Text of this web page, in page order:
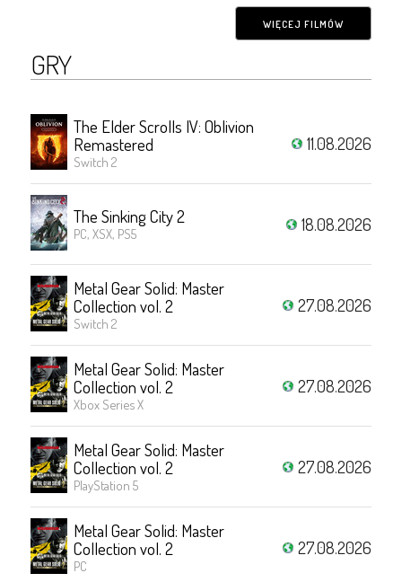
WIĘCEJ FILMÓW
GRY
The Elder Scrolls IV: Oblivion
Remastered
Switch 2
11.08.2026
The Sinking City 2
PC, XSX, PS5 18.08.2026
Metal Gear Solid: Master
Collection vol. 2
Switch 2
27.08.2026
Metal Gear Solid: Master
Collection vol. 2
Xbox Series X
27.08.2026
Metal Gear Solid: Master
Collection vol. 2
PlayStation 5
27.08.2026
Metal Gear Solid: Master
Collection vol. 2
PC
27.08.2026